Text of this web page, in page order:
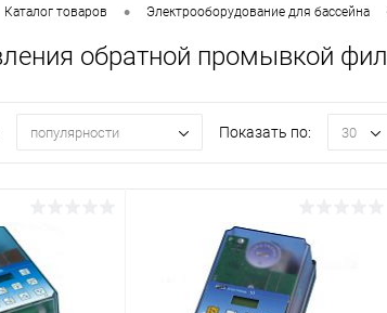
Каталог товаров • Электрооборудование для бассейна
обратной промывкой
популярности Показать по: 30